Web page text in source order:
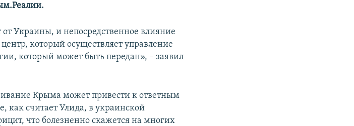
Украины, и непосредственное влияние
который осуществляет управление
который может быть передан», – заявил
Крыма может привести к ответным
как считает Улида, в украинской
что болезненно скажется на многих